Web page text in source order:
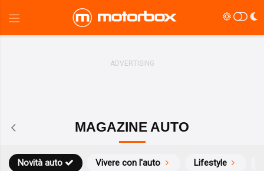
MAGAZINE AUTO
Novità auto Vivere con l'auto Lifestyle